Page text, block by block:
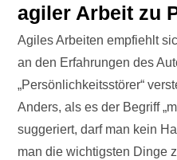
agiler Arbeit zu
Agiles Arbeiten empfiehlt
an den Erfahrungen des
„Persönlichkeitsstörer“
Anders, als es der Begriff
suggeriert, darf man kein
man die wichtigsten Dinge